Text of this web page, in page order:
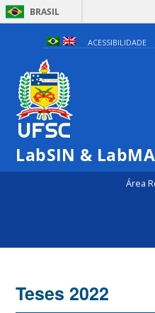
BRASIL
ACESSIBILIDADE
LabSIN &
Área
Teses 2022